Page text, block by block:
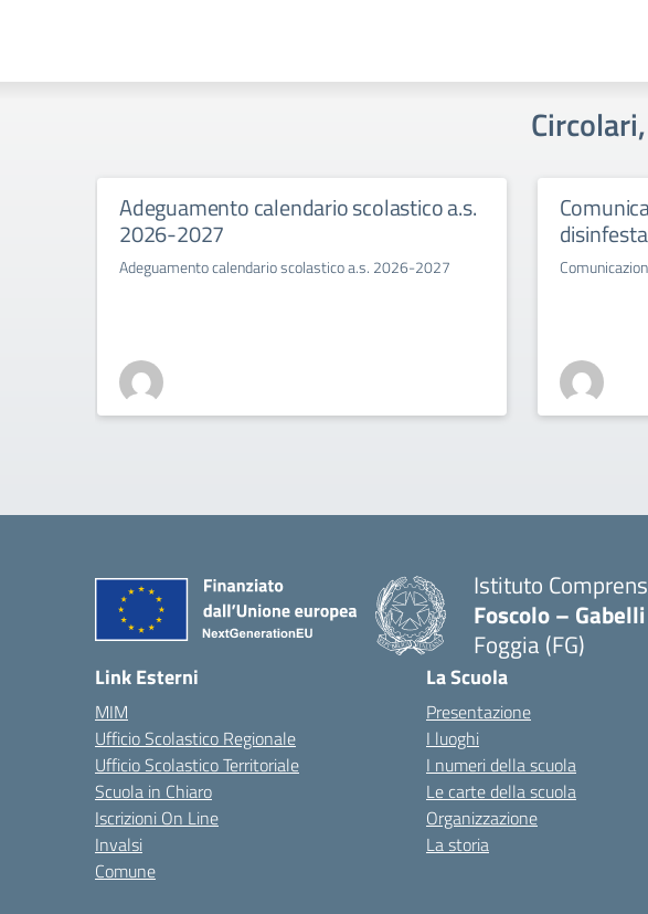
Adeguamento calendario scolastico a.s.
2026-2027
Adeguamento calendario scolastico a.s. 2026-2027
Istituto
Foscolo – Gabelli
Foggia (FG)
— Visita la
Link Esterni
MIM
Ufficio Scolastico Regionale
Ufficio Scolastico Territoriale
Scuola in Chiaro
Iscrizioni On Line
Invalsi
Comune
La Scuola
Presentazione
I luoghi
I numeri della scuola
Le carte della scuola
Organizzazione
La storia